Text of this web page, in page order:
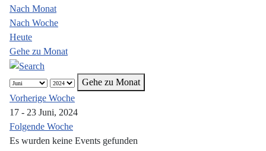
Nach Monat
Nach Woche
Heute
Gehe zu Monat
Gehe zu Monat
Vorherige Woche
17 - 23 Juni, 2024
Folgende Woche
Es wurden keine Events gefunden